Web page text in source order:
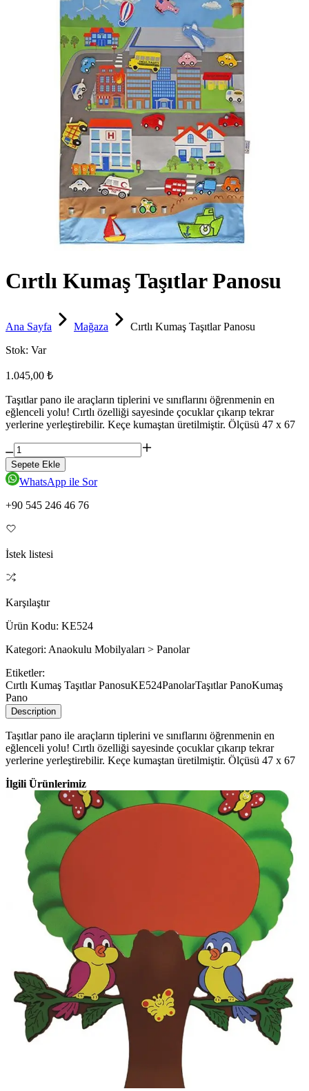
Cırtlı Kumaş Taşıtlar Panosu
Ana Sayfa Mağaza
Cırtlı Kumaş Taşıtlar Panosu
Stok: Var
1.045,00 ₺
Taşıtlar pano ile araçların tiplerini ve sınıflarını öğrenmenin en
eğlenceli yolu! Cırtlı özelliği sayesinde çocuklar çıkarıp tekrar
yerlerine yerleştirebilir. Keçe kumaştan üretilmiştir. Ölçüsü 47 x 67
Sepete Ekle
WhatsApp ile Sor
+90 545 246 46 76
İstek listesi
Karşılaştır
Ürün Kodu: KE524
Kategori: Anaokulu Mobilyaları > Panolar
Etiketler:
Cırtlı Kumaş Taşıtlar PanosuKE524PanolarTaşıtlar PanoKumaş
Pano
Description
Taşıtlar pano ile araçların tiplerini ve sınıflarını öğrenmenin en
eğlenceli yolu! Cırtlı özelliği sayesinde çocuklar çıkarıp tekrar
yerlerine yerleştirebilir. Keçe kumaştan üretilmiştir. Ölçüsü 47 x 67
İlgili Ürünlerimiz